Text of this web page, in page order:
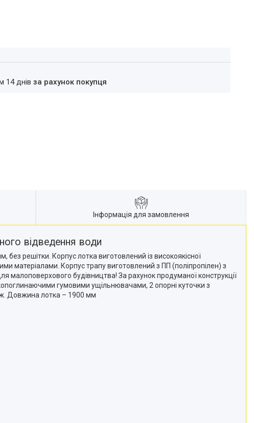
14 днівза рахунок покупця
Інформація для замовлення
відведення води
решітки. Корпус лотка виготовлений із високоякісної
матеріалами. Корпус трапу виготовлений з ПП (поліпропілен) з
будівництва! За рахунок продуманої конструкції
гумовими ущільнювачами, 2 опорні куточки з
Довжина лотка – 1900 мм